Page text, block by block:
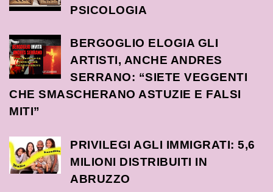
PSICOLOGIA
BERGOGLIO ELOGIA GLI
ARTISTI, ANCHE ANDRES
SERRANO: “SIETE VEGGENTI
CHE SMASCHERANO ASTUZIE E FALSI
MITI”
PRIVILEGI AGLI IMMIGRATI: 5,6
MILIONI DISTRIBUITI IN
ABRUZZO